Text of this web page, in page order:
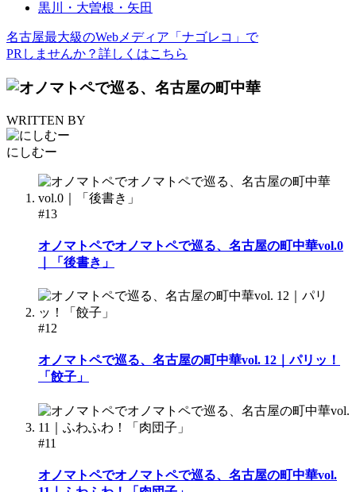
黒川・大曽根・矢田
名古屋最大級のWebメディア「ナゴレコ」で
PRしませんか？詳しくはこちら
WRITTEN BY
にしむー
#13
オノマトペでオノマトペで巡る、名古屋の町中華vol.0
｜「後書き」
#12
オノマトペで巡る、名古屋の町中華vol. 12｜パリッ！
「餃子」
#11
オノマトペでオノマトペで巡る、名古屋の町中華vol.